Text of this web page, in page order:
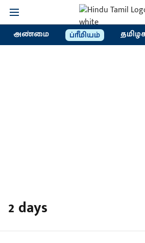
அண்மை ப்ரீமியம்
2 days